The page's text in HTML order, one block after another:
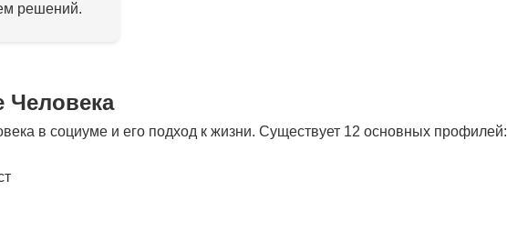
решений.
в социуме и его подход к жизни. Существует 12 основных профилей: